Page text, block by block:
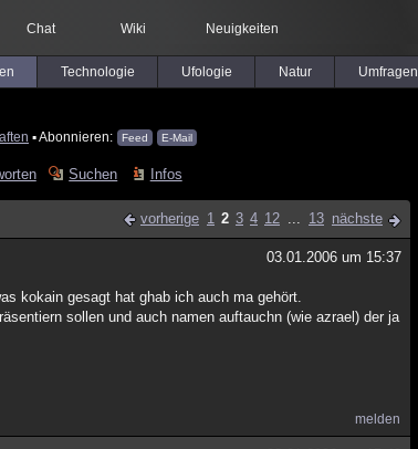
Chat Wiki Neuigkeiten
Technologie Ufologie Natur Umfragen
▪ Abonnieren: Feed E-Mail
Suchen Infos
vorherige 1 2 3 4 12 ... 13 nächste
03.01.2006 um 15:37
kokain gesagt hat ghab ich auch ma gehört.
sollen und auch namen auftauchn (wie azrael) der ja
melden